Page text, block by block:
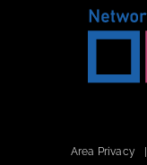
Area Privacy